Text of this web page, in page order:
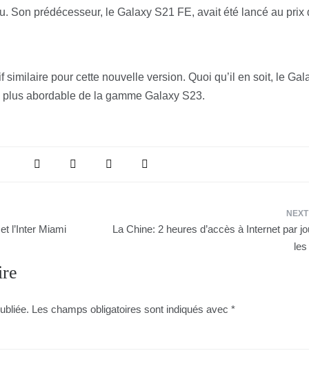
Son prédécesseur, le Galaxy S21 FE, avait été lancé au prix
similaire pour cette nouvelle version. Quoi qu’il en soit, le
abordable de la gamme Galaxy S23.
l’Inter Miami
La Chine: 2 heures d’accès à Internet par
Les champs obligatoires sont indiqués avec *